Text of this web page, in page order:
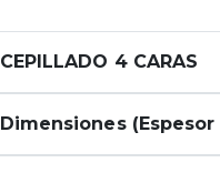
CEPILLADO 4 CARAS
Dimensiones